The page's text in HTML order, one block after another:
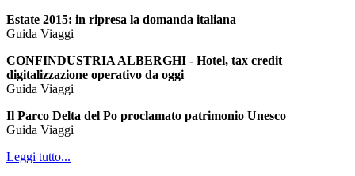
Estate 2015: in ripresa la domanda italiana
Guida Viaggi
CONFINDUSTRIA ALBERGHI - Hotel, tax credit
digitalizzazione operativo da oggi
Guida Viaggi
Il Parco Delta del Po proclamato patrimonio Unesco
Guida Viaggi
Leggi tutto...